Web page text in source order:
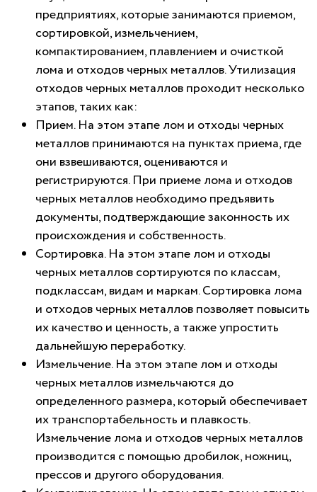
предприятиях, которые занимаются приемом,
сортировкой, измельчением,
компактированием, плавлением и очисткой
лома и отходов черных металлов. Утилизация
отходов черных металлов проходит несколько
этапов, таких как:
Прием. На этом этапе лом и отходы черных
металлов принимаются на пунктах приема, где
они взвешиваются, оцениваются и
регистрируются. При приеме лома и отходов
черных металлов необходимо предъявить
документы, подтверждающие законность их
происхождения и собственность.
Сортировка. На этом этапе лом и отходы
черных металлов сортируются по классам,
подклассам, видам и маркам. Сортировка лома
и отходов черных металлов позволяет повысить
их качество и ценность, а также упростить
дальнейшую переработку.
Измельчение. На этом этапе лом и отходы
черных металлов измельчаются до
определенного размера, который обеспечивает
их транспортабельность и плавкость.
Измельчение лома и отходов черных металлов
производится с помощью дробилок, ножниц,
прессов и другого оборудования.